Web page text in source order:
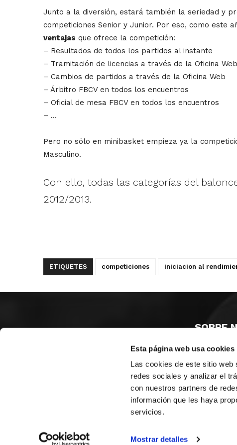
Esta página web usa cookies
Las cookies de este sitio web
redes sociales y analizar el
con nuestros partners de
información que les haya
servicios.
Mostrar detalles
Junto a la diversión, estará también la seriedad y
competiciones Senior y Junior. Por eso, como este
ventajas que ofrece la competición:
– Resultados de todos los partidos al instante
– Tramitación de licencias a través de la Oficina Web
– Cambios de partidos a través de la Oficina Web
– Árbitro FBCV en todos los encuentros
– Oficial de mesa FBCV en todos los encuentros
– …
Pero no sólo en minibasket empieza ya la
Masculino.
Con ello, todas las categorías del
2012/2013.
ETIQUETES competiciones iniciacion al
SOBRE
CASTELLÓ
VALÈNCIA
ALACANT
© FEDERACIÓN BALONCESTO COMUNIDAD VALENCIANA